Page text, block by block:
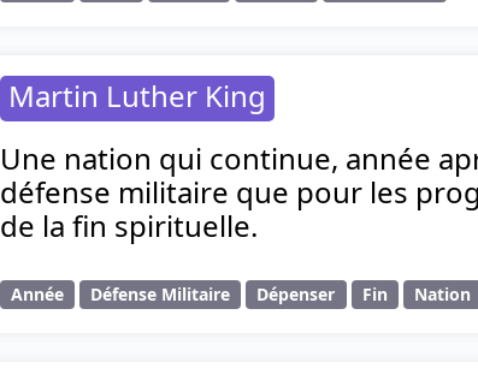
Martin Luther King
Une nation qui continue, année
défense militaire que pour les
de la fin spirituelle.
Année Défense Militaire Dépenser Fin Nation